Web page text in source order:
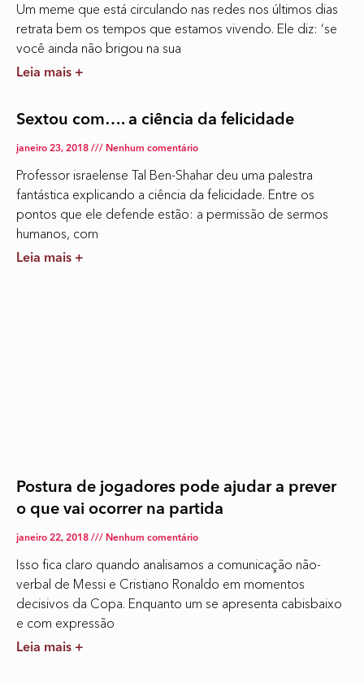
Um meme que está circulando nas redes nos últimos dias
retrata bem os tempos que estamos vivendo. Ele diz: ‘se
você ainda não brigou na sua
Leia mais +
Sextou com…. a ciência da felicidade
janeiro 23, 2018 Nenhum comentário
Professor israelense Tal Ben-Shahar deu uma palestra
fantástica explicando a ciência da felicidade. Entre os
pontos que ele defende estão: a permissão de sermos
humanos, com
Leia mais +
Postura de jogadores pode ajudar a prever
o que vai ocorrer na partida
janeiro 22, 2018 Nenhum comentário
Isso fica claro quando analisamos a comunicação não-
verbal de Messi e Cristiano Ronaldo em momentos
decisivos da Copa. Enquanto um se apresenta cabisbaixo
e com expressão
Leia mais +